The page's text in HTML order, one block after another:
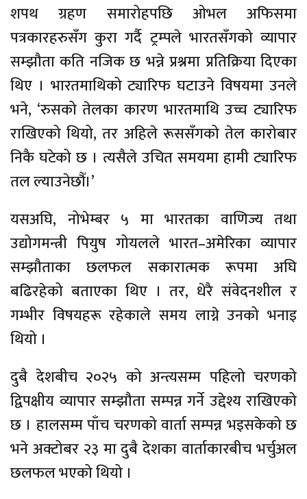
शपथ ग्रहण समारोहपछि ओभल अफिसमा
पत्रकारहरुसँग कुरा गर्दै ट्रम्पले भारतसँगको व्यापार
सम्झौता कति नजिक छ भन्ने प्रश्नमा प्रतिक्रिया दिएका
थिए । भारतमाथिको ट्यारिफ घटाउने विषयमा उनले
भने, ‘रुसको तेलका कारण भारतमाथि उच्च ट्यारिफ
राखिएको थियो, तर अहिले रूससँगको तेल कारोबार
निकै घटेको छ । त्यसैले उचित समयमा हामी ट्यारिफ
तल ल्याउनेछौँ।’
यसअघि, नोभेम्बर ५ मा भारतका वाणिज्य तथा
उद्योगमन्त्री पियुष गोयलले भारत–अमेरिका व्यापार
सम्झौताका छलफल सकारात्मक रूपमा अघि
बढिरहेको बताएका थिए । तर, धेरै संवेदनशील र
गम्भीर विषयहरू रहेकाले समय लाग्ने उनको भनाइ
थियो ।
दुबै देशबीच २०२५ को अन्त्यसम्म पहिलो चरणको
द्विपक्षीय व्यापार सम्झौता सम्पन्न गर्ने उद्देश्य राखिएको
छ । हालसम्म पाँच चरणको वार्ता सम्पन्न भइसकेको छ
भने अक्टोबर २३ मा दुबै देशका वार्ताकारबीच भर्चुअल
छलफल भएको थियो ।